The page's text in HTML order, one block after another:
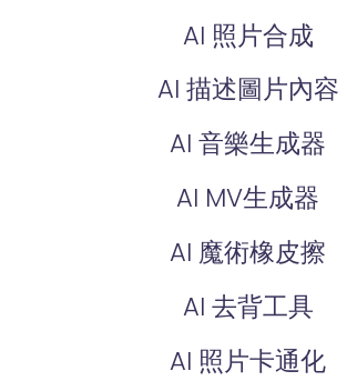
AI 照片合成
AI 描述圖片內容
AI 音樂生成器
AI MV生成器
AI 魔術橡皮擦
AI 去背工具
AI 照片卡通化